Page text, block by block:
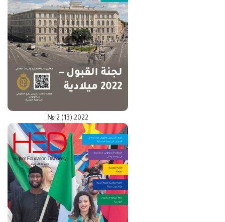
№ 2 (13) 2022